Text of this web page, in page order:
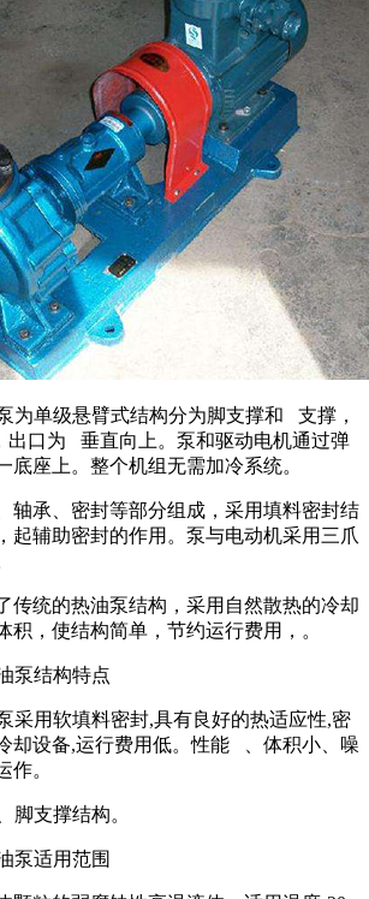
为单级悬臂式结构分为脚支撑和 支撑，
口为 垂直向上。泵和驱动电机通过弹
底座上。整个机组无需加冷系统。
轴承、密封等部分组成，采用填料密封结
起辅助密封的作用。泵与电动机采用三爪
传统的热油泵结构，采用自然散热的冷却
积，使结构简单，节约运行费用，。
泵结构特点
采用软填料密封,具有良好的热适应性,密
却设备,运行费用低。性能 、体积小、噪
作。
脚支撑结构。
泵适用范围